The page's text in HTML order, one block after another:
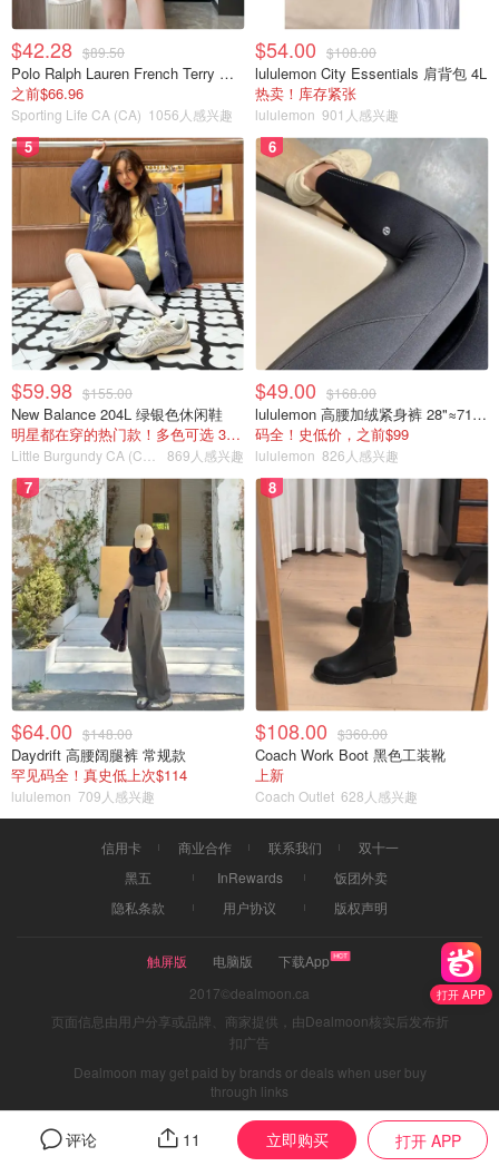
打开 APP
评论 11 立即购买 打开 APP
$42.28 $89.50
Polo Ralph Lauren French Terry 女童连帽卫衣 7-16码
之前$66.96
Sporting Life CA (CA) 1056人感兴趣
$54.00 $108.00
lululemon City Essentials 肩背包 4L
热卖！库存紧张
lululemon 901人感兴趣
5
$59.98 $155.00
New Balance 204L 绿银色休闲鞋
明星都在穿的热门款！多色可选 3.8折
869人感兴趣
6
$49.00 $168.00
lululemon 高腰加绒紧身裤 28"≈71cm 5个口袋
码全！史低价，之前$99
lululemon 826人感兴趣
7
$64.00 $148.00
Daydrift 高腰阔腿裤 常规款
罕见码全！真史低上次$114
lululemon 709人感兴趣
8
$108.00 $360.00
Coach Work Boot 黑色工装靴
上新
Coach Outlet 628人感兴趣
信用卡 商业合作 联系我们
双十一
黑五
InRewards
饭团外卖
隐私条款
用户协议 版权声明
触屏版 电脑版
下载App
2017©dealmoon.ca
页面信息由用户分享或品牌、商家提供，由Dealmoon核实后发布折
扣广告
Dealmoon may get paid by brands or deals when user buy
through links